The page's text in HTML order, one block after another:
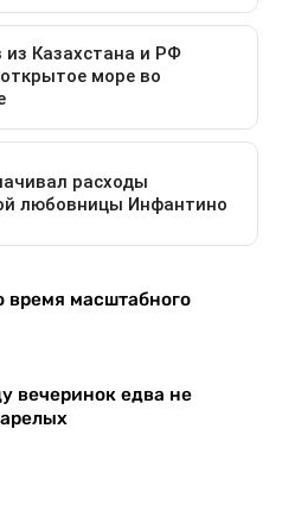
время масштабного
вечеринок едва не